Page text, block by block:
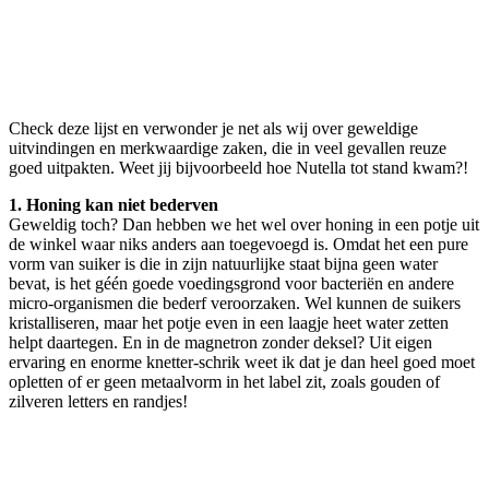
Check deze lijst en verwonder je net als wij over geweldige
uitvindingen en merkwaardige zaken, die in veel gevallen reuze
goed uitpakten. Weet jij bijvoorbeeld hoe Nutella tot stand kwam?!
1. Honing kan niet bederven
Geweldig toch? Dan hebben we het wel over honing in een potje uit
de winkel waar niks anders aan toegevoegd is. Omdat het een pure
vorm van suiker is die in zijn natuurlijke staat bijna geen water
bevat, is het géén goede voedingsgrond voor bacteriën en andere
micro-organismen die bederf veroorzaken. Wel kunnen de suikers
kristalliseren, maar het potje even in een laagje heet water zetten
helpt daartegen. En in de magnetron zonder deksel? Uit eigen
ervaring en enorme knetter-schrik weet ik dat je dan heel goed moet
opletten of er geen metaalvorm in het label zit, zoals gouden of
zilveren letters en randjes!